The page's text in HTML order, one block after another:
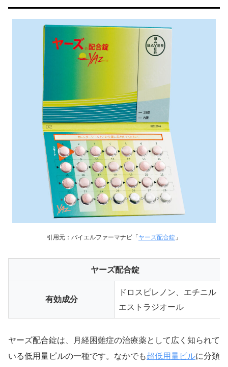
引用元：バイエルファーマナビ「ヤーズ配合錠 」
ヤーズ配合錠
有効成分
ドロスピレノン、エチニル
エストラジオール
ヤーズ配合錠は、月経困難症の治療薬として広く知られて
いる低用量ピルの一種です。なかでも超低用量ピルに分類